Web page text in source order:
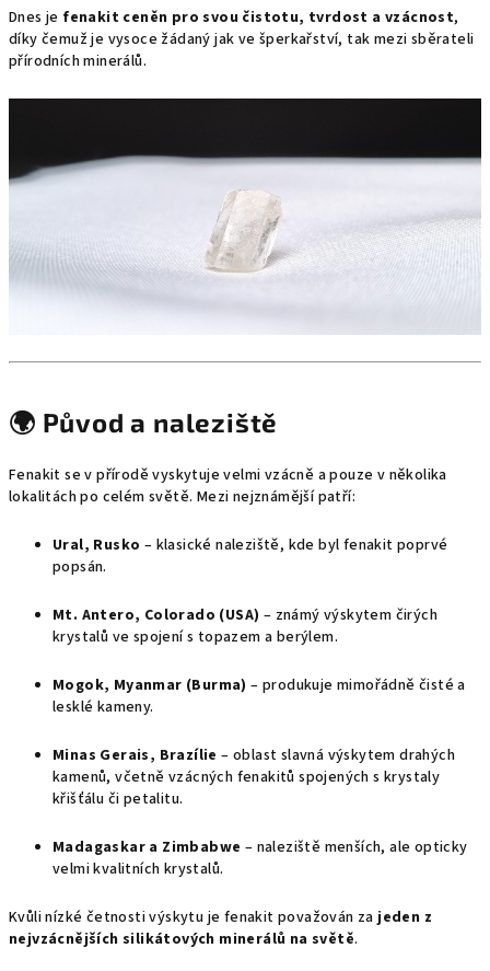
Dnes je fenakit ceněn pro svou čistotu, tvrdost a vzácnost,
díky čemuž je vysoce žádaný jak ve šperkařství, tak mezi sběrateli
přírodních minerálů.
🌍 Původ a naleziště
Fenakit se v přírodě vyskytuje velmi vzácně a pouze v několika
lokalitách po celém světě. Mezi nejznámější patří:
Ural, Rusko – klasické naleziště, kde byl fenakit poprvé
popsán.
Mt. Antero, Colorado (USA) – známý výskytem čirých
krystalů ve spojení s topazem a berýlem.
Mogok, Myanmar (Burma) – produkuje mimořádně čisté a
lesklé kameny.
Minas Gerais, Brazílie – oblast slavná výskytem drahých
kamenů, včetně vzácných fenakitů spojených s krystaly
křišťálu či petalitu.
Madagaskar a Zimbabwe – naleziště menších, ale opticky
velmi kvalitních krystalů.
Kvůli nízké četnosti výskytu je fenakit považován zajeden z
nejvzácnějších silikátových minerálů na světě.